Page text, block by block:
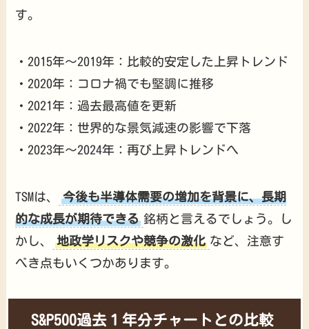
す。
・2015年～2019年：比較的安定した上昇トレンド
・2020年：コロナ禍でも堅調に推移
・2021年：過去最高値を更新
・2022年：世界的な景気減速の影響で下落
・2023年～2024年：再び上昇トレンドへ
TSMは、
今後も半導体需要の増加を背景に、長期
的な成長が期待できる 銘柄と言えるでしょう。し
かし、
地政学リスクや競争の激化 など、注意す
べき点もいくつかあります。
S&P500過去１年分チャートとの比較